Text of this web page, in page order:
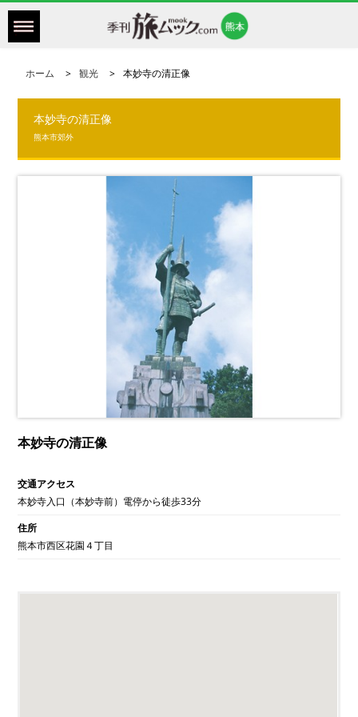
ホーム 観光 本妙寺の清正像
本妙寺の清正像
熊本市郊外
本妙寺の清正像
交通アクセス
本妙寺入口（本妙寺前）電停から徒歩33分
住所
熊本市西区花園４丁目